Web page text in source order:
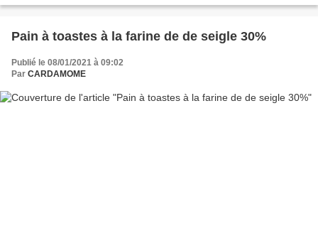
Pain à toastes à la farine de de seigle 30%
Publié le 08/01/2021 à 09:02
Par CARDAMOME